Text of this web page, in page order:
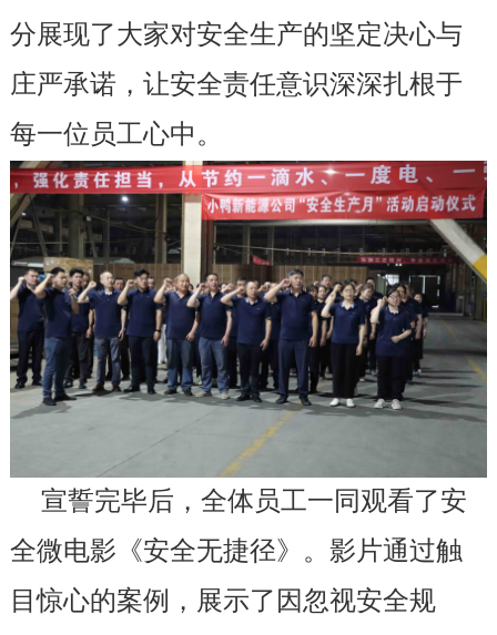
分展现了大家对安全生产的坚定决心与
庄严承诺，让安全责任意识深深扎根于
每一位员工心中。
宣誓完毕后，全体员工一同观看了安
全微电影《安全无捷径》。影片通过触
目惊心的案例，展示了因忽视安全规